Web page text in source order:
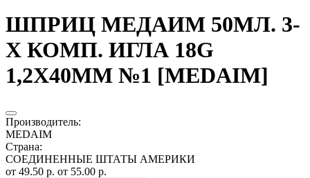
ШПРИЦ МЕДАИМ 50МЛ. 3-
Х КОМП. ИГЛА 18G
1,2Х40ММ №1 [MEDAIM]
Производитель:
MEDAIM
Страна:
СОЕДИНЕННЫЕ ШТАТЫ АМЕРИКИ
от 49.50 р. от 55.00 р.